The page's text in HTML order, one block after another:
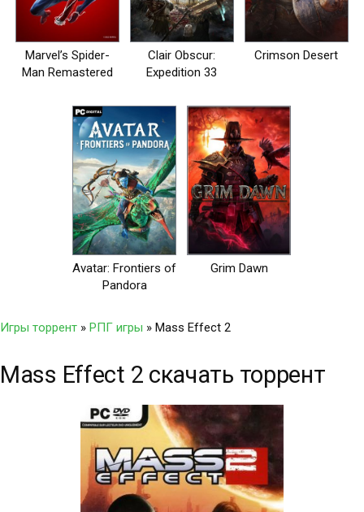
Marvel’s Spider-
Man Remastered
Clair Obscur:
Expedition 33
Crimson Desert
Avatar: Frontiers of
Pandora
Grim Dawn
Игры торрент » РПГ игры » Mass Effect 2
Mass Effect 2 скачать торрент